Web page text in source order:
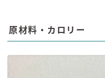
原材料・カロリー